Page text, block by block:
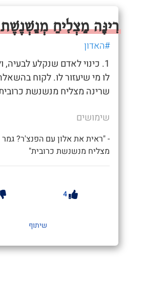
רִינָּה מַצְלִיחַ
#האדון
1. כינוי לאדם שנקלע לבעיה,
לו מי שיעזור לו. לקוח
שרינה מצליח מנשנשת
שימושים
- "ראית את אלון עם הפנצ'ר? גמר
מצליח מנשנשת כרובית"
4
שיתוף